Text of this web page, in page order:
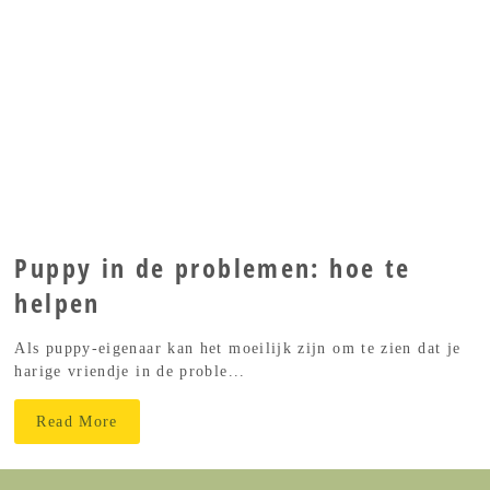
Puppy in de problemen: hoe te
helpen
Als puppy-eigenaar kan het moeilijk zijn om te zien dat je
harige vriendje in de proble...
Read More